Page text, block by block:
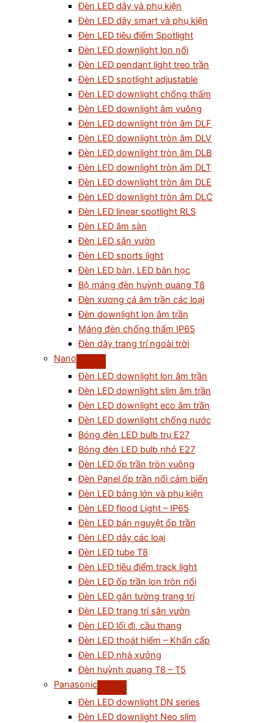
Đèn LED dây và phụ kiện
Đèn LED dây smart và phụ kiện
Đèn LED tiêu điểm Spotlight
Đèn LED downlight lon nổi
Đèn LED pendant light treo trần
Đèn LED spotlight adjustable
Đèn LED downlight chống thấm
Đèn LED downlight âm vuông
Đèn LED downlight tròn âm DLF
Đèn LED downlight tròn âm DLV
Đèn LED downlight tròn âm DLB
Đèn LED downlight tròn âm DLT
Đèn LED downlight tròn âm DLE
Đèn LED downlight tròn âm DLC
Đèn LED linear spotlight RLS
Đèn LED âm sàn
Đèn LED sân vườn
Đèn LED sports light
Đèn LED bàn, LED bàn học
Bộ máng đèn huỳnh quang T8
Đèn xương cá âm trần các loại
Đèn downlight lon âm trần
Máng đèn chống thấm IP65
Đèn dây trang trí ngoài trời
Nano
Đèn LED downlight lon âm trần
Đèn LED downlight slim âm trần
Đèn LED downlight eco âm trần
Đèn LED downlight chống nước
Bóng đèn LED bulb trụ E27
Bóng đèn LED bulb nhỏ E27
Đèn LED ốp trần tròn vuông
Đèn Panel ốp trần nổi cảm biến
Đèn LED bảng lớn và phụ kiện
Đèn LED flood Light – IP65
Đèn LED bán nguyệt ốp trần
Đèn LED dây các loại
Đèn LED tube T8
Đèn LED tiêu điểm track light
Đèn LED ốp trần lon tròn nổi
Đèn LED gắn tường trang trí
Đèn LED trang trí sân vườn
Đèn LED lối đi, cầu thang
Đèn LED thoát hiểm – Khẩn cấp
Đèn LED nhà xưởng
Đèn huỳnh quang T8 – T5
Panasonic
Đèn LED downlight DN series
Đèn LED downlight Neo slim